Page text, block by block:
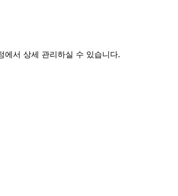
에서 상세 관리하실 수 있습니다.